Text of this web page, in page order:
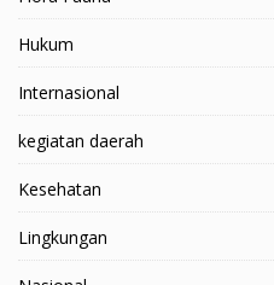
Hukum
Internasional
kegiatan daerah
Kesehatan
Lingkungan